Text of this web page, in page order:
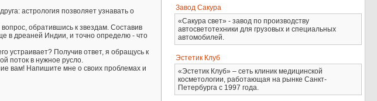
астрология позволяет узнавать о
обратившись к звездам. Составив
в дреаней Индии, и точно определю - что
устраивает? Получив ответ, я обращусь к
поток в нужное русло.
вам! Напишите мне о своих проблемах и
Завод Сакура
«Сакура свет» - завод по производству
автосветотехники для грузовых и специальных
автомобилей.
Эстетик Клуб
«Эстетик Клуб» – сеть клиник медицинской
косметологии, работающая на рынке Санкт-
Петербурга с 1997 года.